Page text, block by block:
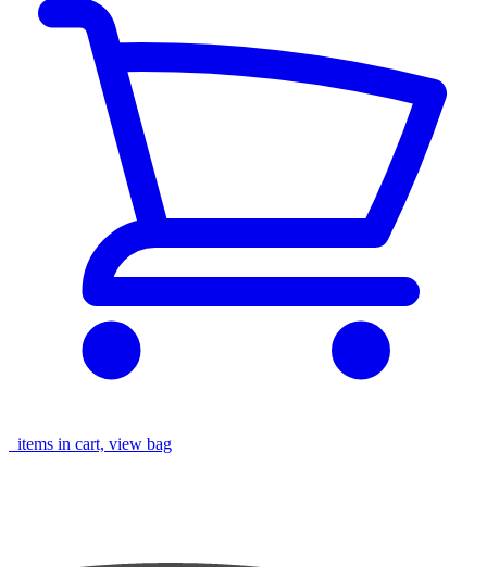
items in cart, view bag